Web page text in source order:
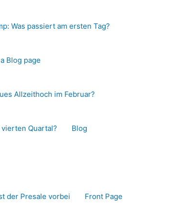
Was passiert am ersten Tag?
a Blog page
Allzeithoch im Februar?
Quartal? Blog
der Presale vorbei Front Page